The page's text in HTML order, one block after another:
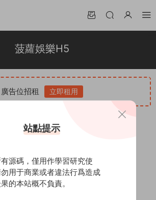
菠蘿娛樂H5
廣告位招租 立即租用
站點提示
源碼，僅用作學習研究使
用于商業或者違法行爲造成
的本站概不負責。